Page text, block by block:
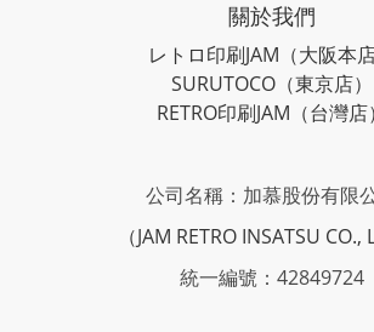
關於我們
レトロ印刷JAM （大阪本店
SURUTOCO （東京店）
RETRO印刷JAM （台灣店）
公司名稱：加慕股份有限
（JAM RETRO INSATSU CO.,
統一編號：42849724